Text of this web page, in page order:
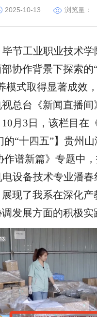
2025-10-13 浏览量：
节工业职业技术学
协作背景下探索的
模式取得显著成效
总台《新闻直播间
月3日，该栏目在
的“十四五”】贵州
作谱新篇》专题中
设备技术专业潘春
现了我系在深化产
发展方面的积极实